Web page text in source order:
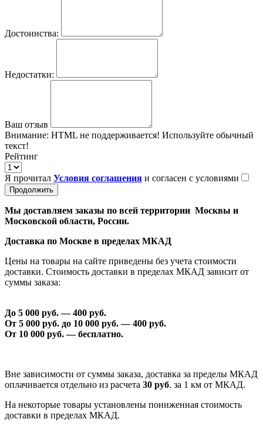
Достоинства:
Недостатки:
Ваш отзыв
Внимание: HTML не поддерживается! Используйте обычный
текст!
Рейтинг
Я прочитал Условия соглашения и согласен с условиями
Продолжить
Мы доставляем заказы по всей территории Москвы и
Московской области, России.
Доставка по Москве в пределах МКАД
Цены на товары на сайте приведены без учета стоимости
доставки. Стоимость доставки в пределах МКАД зависит от
суммы заказа:
До 5 000 руб. —400 руб.
От 5 000 руб. до 10 000 руб. —400 руб.
От 10 000 руб. — бесплатно.
Вне зависимости от суммы заказа, доставка за пределы МКАД
оплачивается отдельно из расчета 30 руб. за 1 км от МКАД.
На некоторые товары установлены пониженная стоимость
доставки в пределах МКАД.